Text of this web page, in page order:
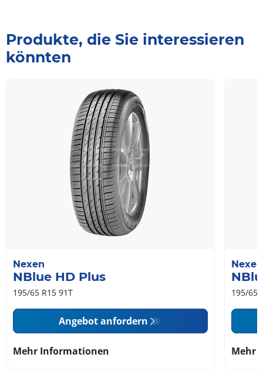
Produkte, die Sie interessieren
könnten
Nexen
NBlue HD Plus
195/65 R15 91T
Angebot anfordern
Mehr Informationen
Nexen
195/65
Mehr